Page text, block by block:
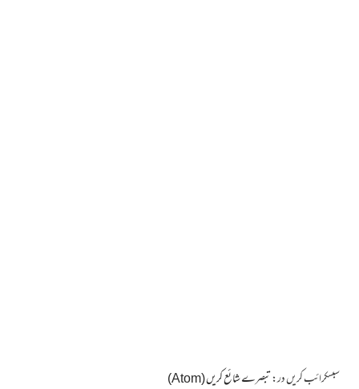
سبسکرائب کریں در:تبصرے شائع کریں (Atom)